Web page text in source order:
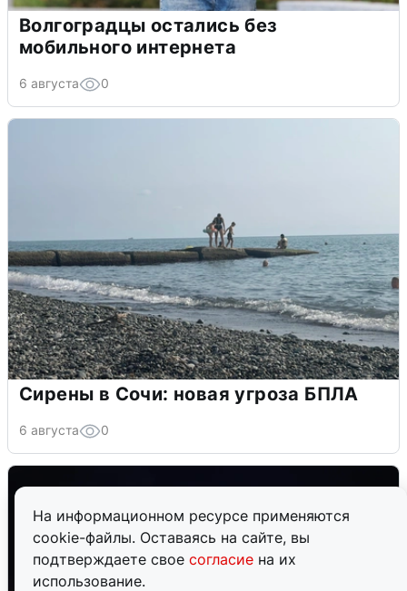
На информационном ресурсе применяются
cookie-файлы. Оставаясь на сайте, вы
подтверждаете свое согласие на их
использование.
Волгоградцы остались без
мобильного интернета
6 августа 0
Сирены в Сочи: новая угроза БПЛА
6 августа 0